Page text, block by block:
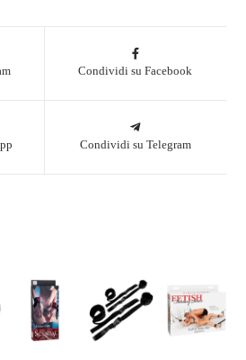
Condividi su Facebook
Condividi su Telegram